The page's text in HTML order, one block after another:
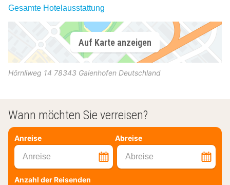
Gesamte Hotelausstattung
Auf Karte anzeigen
Hörnliweg 14 78343 Gaienhofen Deutschland
Wann möchten Sie verreisen?
Anreise Abreise
Anreise Abreise
Anzahl der Reisenden